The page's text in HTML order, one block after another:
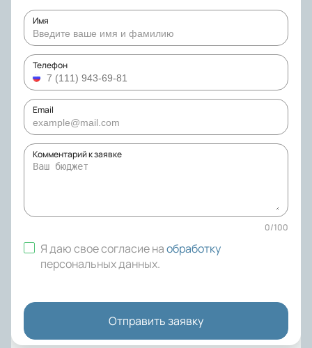
Имя
Телефон
Email
Комментарий к заявке
0/100
Я даю свое согласие наобработку
персональных данных.
Отправить заявку